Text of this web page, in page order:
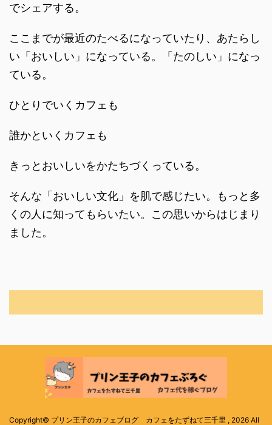
でシェアする。
ここまでが最近のたべるになっていたり、あたらし
い「おいしい」になっている。「たのしい」になっ
ている。
ひとりでいくカフェも
誰かといくカフェも
きっとおいしいをかたちづくっている。
そんな「おいしい文化」を肌で感じたい。もっと多
くの人に知ってもらいたい。この思いからはじまり
ました。
Copyright© プリン王子のカフェブログ カフェをたずねて三千里 , 2026 All